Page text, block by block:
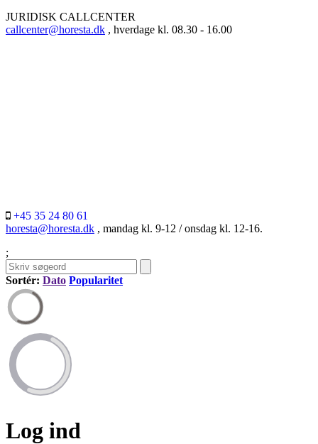
JURIDISK CALLCENTER
callcenter@horesta.dk , hverdage kl. 08.30 - 16.00
+45 35 24 80 61
horesta@horesta.dk , mandag kl. 9-12 / onsdag kl. 12-16.
;
Sortér: Dato Popularitet
Log ind